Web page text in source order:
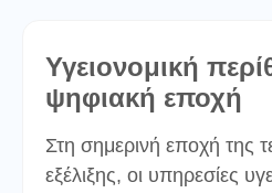
Υγειονομική
ψηφιακή εποχή
Στη σημερινή εποχή της
εξέλιξης, οι υπηρεσίες